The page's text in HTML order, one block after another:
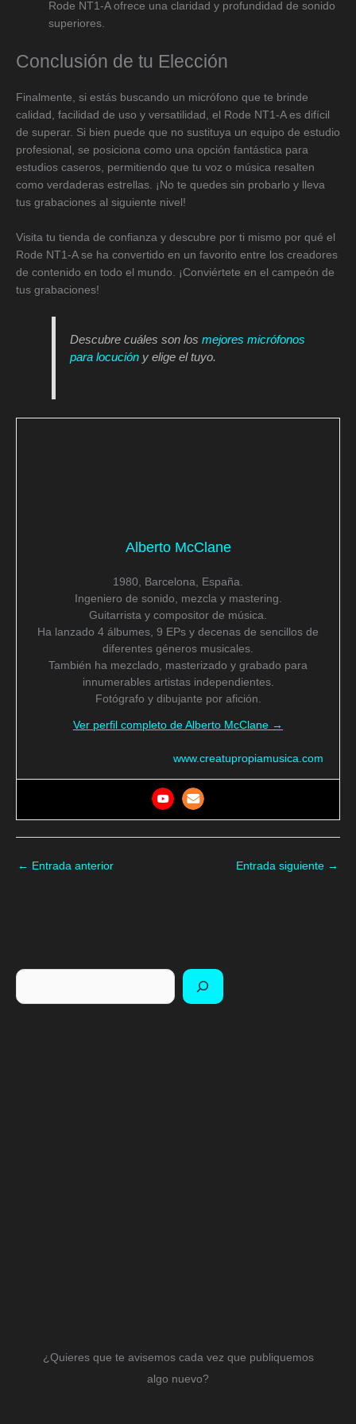
Rode NT1-A ofrece una claridad y profundidad de sonido
superiores.
Conclusión de tu Elección
Finalmente, si estás buscando un micrófono que te brinde
calidad, facilidad de uso y versatilidad, el Rode NT1-A es difícil
de superar. Si bien puede que no sustituya un equipo de estudio
profesional, se posiciona como una opción fantástica para
estudios caseros, permitiendo que tu voz o música resalten
como verdaderas estrellas. ¡No te quedes sin probarlo y lleva
tus grabaciones al siguiente nivel!
Visita tu tienda de confianza y descubre por ti mismo por qué el
Rode NT1-A se ha convertido en un favorito entre los creadores
de contenido en todo el mundo. ¡Conviértete en el campeón de
tus grabaciones!
Descubre cuáles son losmejores micrófonos
para locución y elige el tuyo.
Alberto McClane
1980, Barcelona, España.
Ingeniero de sonido, mezcla y mastering.
Guitarrista y compositor de música.
Ha lanzado 4 álbumes, 9 EPs y decenas de sencillos de
diferentes géneros musicales.
También ha mezclado, masterizado y grabado para
innumerables artistas independientes.
Fotógrafo y dibujante por afición.
Ver perfil completo de Alberto McClane →
www.creatupropiamusica.com
← Entrada anterior Entrada siguiente →
Buscar
¿Quieres que te avisemos cada vez que publiquemos
algo nuevo?